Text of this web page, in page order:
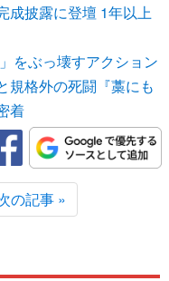
成披露に登壇 1年以上
をぶっ壊すアクション
規格外の死闘『藁にも
着
の記事 »